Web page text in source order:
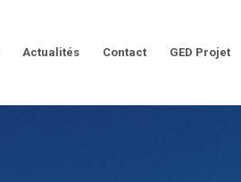
Actualités Contact GED Projet